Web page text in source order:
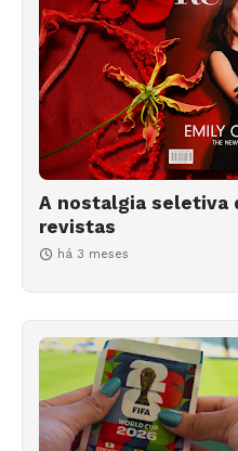
A nostalgia seletiva
revistas
há 3 meses